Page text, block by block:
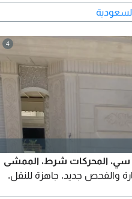
ليد خلفية حساسات أمامية،
تشغيل ذكي، تشغيل عن
4
2016 مكينة 2000 سي سي، المحركات شرط، الممشى
والفحص جديد. جاهزة للنقل.